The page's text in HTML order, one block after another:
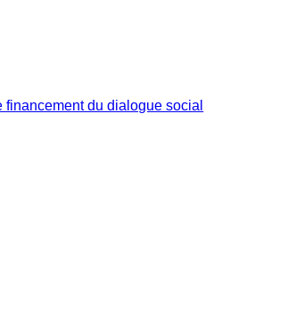
du dialogue social